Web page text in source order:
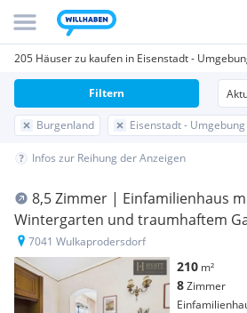
205 Häuser zu kaufen in Eisenstadt -
Burgenland Eisenstadt - Umgebung
Filtern
Infos zur Reihung der Anzeigen
8,5 Zimmer | Einfamilienhaus
Wintergarten und traumhaftem
7041 Wulkaprodersdorf
210 m²
8Zimmer